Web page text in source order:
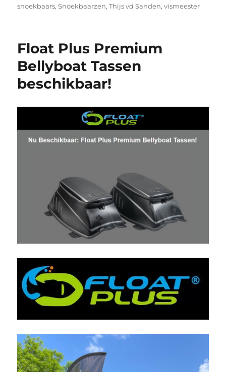
snoekbaars,Snoekbaarzen,Thijs vd Sanden,vismeester
Float Plus Premium
Bellyboat Tassen
beschikbaar!